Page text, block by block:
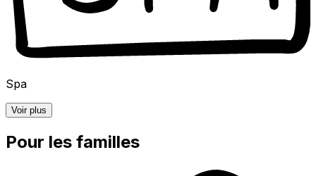
Spa
Voir plus
Pour les familles